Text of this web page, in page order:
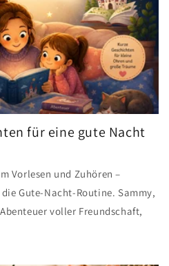
für eine gute Nacht
Vorlesen und Zuhören –
Gute-Nacht-Routine. Sammy,
voller Freundschaft,